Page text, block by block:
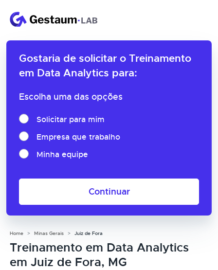
Gostaria de solicitar o Treinamento
em Data Analytics para:
Escolha uma das opções
Solicitar para mim
Empresa que trabalho
Minha equipe
Continuar
Home Minas Gerais Juiz de Fora
Treinamento em Data Analytics
em Juiz de Fora, MG